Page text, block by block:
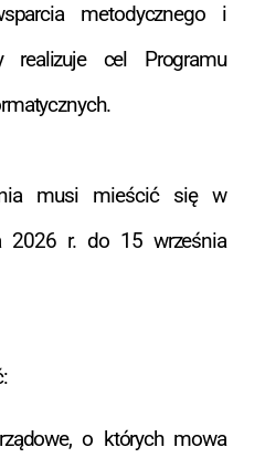
metodycznego i
realizuje cel Programu
musi mieścić się w
2026 r. do 15 września
o których mowa